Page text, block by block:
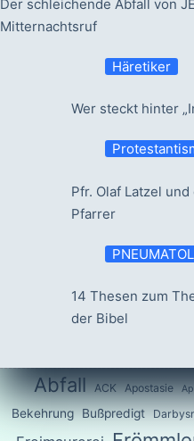
Der schleichende Abfall von
Mitternachtsruf
Häretiker
Wer steckt hinter
Pfr. Olaf Latzel
Pfarrer
14 Thesen zum
der Bibel
Abfall ACK Apostasie
Bekehrung Bußpredigt